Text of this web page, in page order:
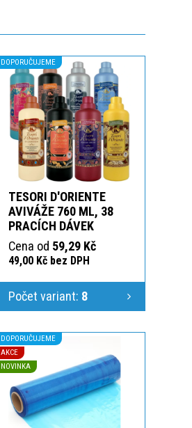
DOPORUČUJEME
TESORI D'ORIENTE
AVIVÁŽE 760 ML, 38
PRACÍCH DÁVEK
Cena od 59,29 Kč
49,00 Kč bez DPH
Počet variant: 8
DOPORUČUJEME
AKCE
NOVINKA